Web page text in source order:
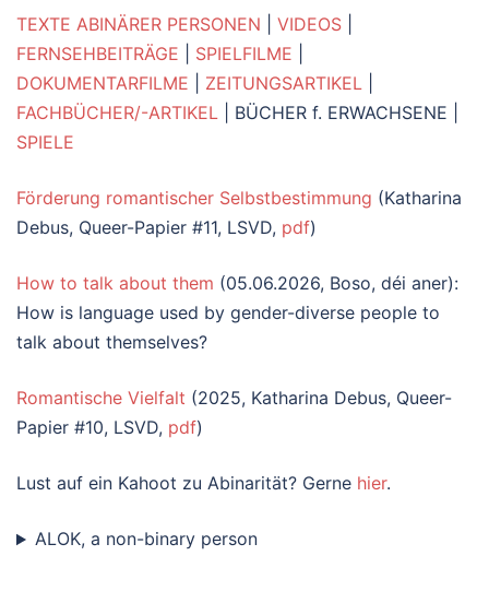
TEXTE ABINÄRER PERSONEN VIDEOS
FERNSEHBEITRÄGE
SPIELFILME
DOKUMENTARFILME
ZEITUNGSARTIKEL
FACHBÜCHER/-ARTIKEL | BÜCHER f. ERWACHSENE |
SPIELE
Förderung romantischer Selbstbestimmung (Katharina
Debus, Queer-Papier #11, LSVD, pdf)
How to talk about them (05.06.2026, Boso, déi aner):
How is language used by gender-diverse people to
talk about themselves?
Romantische Vielfalt (2025, Katharina Debus, Queer-
Papier #10, LSVD, pdf)
Lust auf ein Kahoot zu Abinarität? Gerne hier.
ALOK, a non-binary person